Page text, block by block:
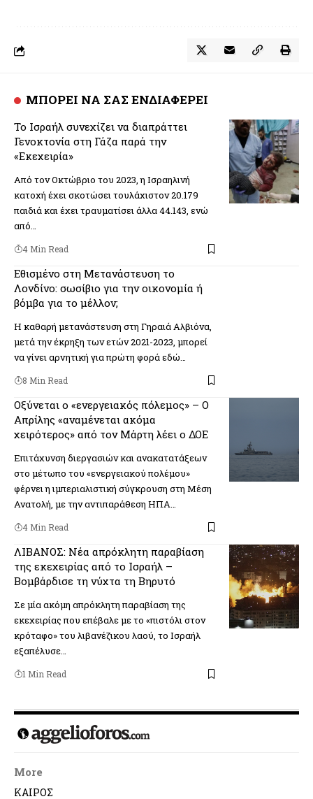
ΜΠΟΡΕΙ ΝΑ ΣΑΣ ΕΝΔΙΑΦΕΡΕΙ
Το Ισραήλ συνεχίζει να διαπράττει
Γενοκτονία στη Γάζα παρά την
«Εκεχειρία»
Από τον Οκτώβριο του 2023, η Ισραηλινή
κατοχή έχει σκοτώσει τουλάχιστον 20.179
παιδιά και έχει τραυματίσει άλλα 44.143, ενώ
από…
4 Min Read
Εθισμένο στη Μετανάστευση το
Λονδίνο: σωσίβιο για την οικονομία ή
βόμβα για το μέλλον;
H καθαρή μετανάστευση στη Γηραιά Αλβιόνα,
μετά την έκρηξη των ετών 2021-2023, μπορεί
να γίνει αρνητική για πρώτη φορά εδώ…
8 Min Read
Οξύνεται ο «ενεργειακός πόλεμος» – Ο
Απρίλης «αναμένεται ακόμα
χειρότερος» από τον Μάρτη λέει ο ΔΟΕ
Επιτάχυνση διεργασιών και ανακατατάξεων
στο μέτωπο του «ενεργειακού πολέμου»
φέρνει η ιμπεριαλιστική σύγκρουση στη Μέση
Ανατολή, με την αντιπαράθεση ΗΠΑ…
4 Min Read
ΛΙΒΑΝΟΣ: Νέα απρόκλητη παραβίαση
της εκεχειρίας από το Ισραήλ –
Βομβάρδισε τη νύχτα τη Βηρυτό
Σε μία ακόμη απρόκλητη παραβίαση της
εκεχειρίας που επέβαλε με το «πιστόλι στον
κρόταφο» του λιβανέζικου λαού, το Ισραήλ
εξαπέλυσε…
1 Min Read
More
ΚΑΙΡΟΣ